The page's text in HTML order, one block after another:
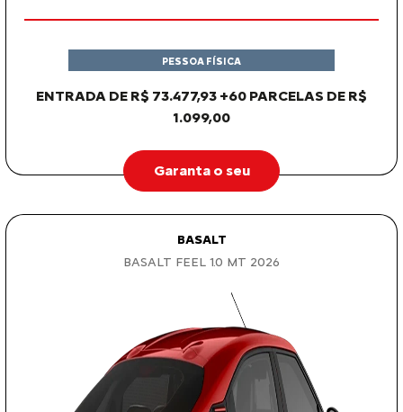
ENTRADA DE R$ 73.477,93 +60 PARCELAS DE R$
1.099,00
PESSOA FÍSICA
Garanta o seu
BASALT
BASALT FEEL 1.0 MT 2026